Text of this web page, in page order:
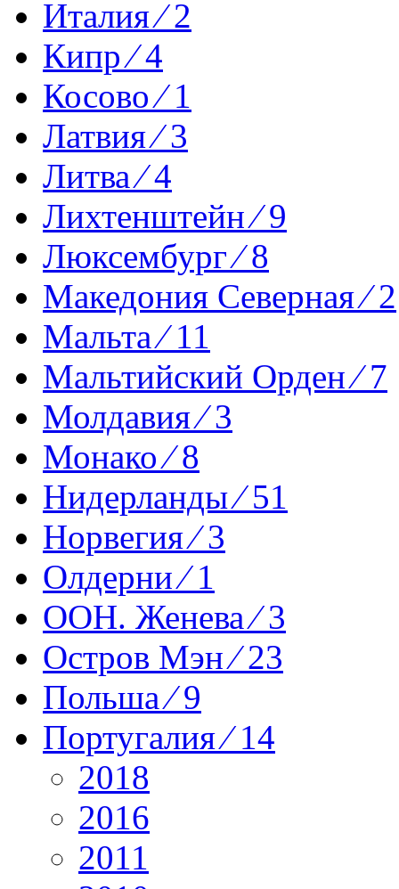
Италия ⁄ 2
Кипр ⁄ 4
Косово ⁄ 1
Латвия ⁄ 3
Литва ⁄ 4
Лихтенштейн ⁄ 9
Люксембург ⁄ 8
Македония Северная ⁄ 2
Мальта ⁄ 11
Мальтийский Орден ⁄ 7
Молдавия ⁄ 3
Монако ⁄ 8
Нидерланды ⁄ 51
Норвегия ⁄ 3
Олдерни ⁄ 1
ООН. Женева ⁄ 3
Остров Мэн ⁄ 23
Польша ⁄ 9
Португалия ⁄ 14
2018
2016
2011